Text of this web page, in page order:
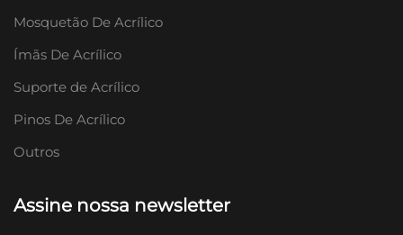
Mosquetão De Acrílico
Ímãs De Acrílico
Suporte de Acrílico
Pinos De Acrílico
Outros
Assine nossa newsletter